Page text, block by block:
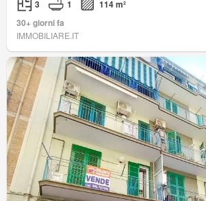
3 1
114 m²
30+ giorni fa
IMMOBILIARE.IT